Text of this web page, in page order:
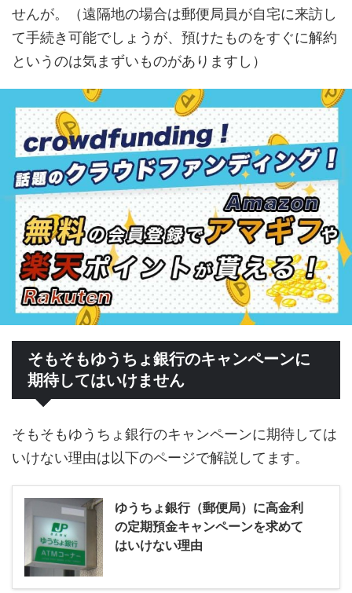
せんが。（遠隔地の場合は郵便局員が自宅に来訪し
て手続き可能でしょうが、預けたものをすぐに解約
というのは気まずいものがありますし）
そもそもゆうちょ銀行のキャンペーンに
期待してはいけません
そもそもゆうちょ銀行のキャンペーンに期待しては
いけない理由は以下のページで解説してます。
ゆうちょ銀行（郵便局）に高金利
の定期預金キャンペーンを求めて
はいけない理由